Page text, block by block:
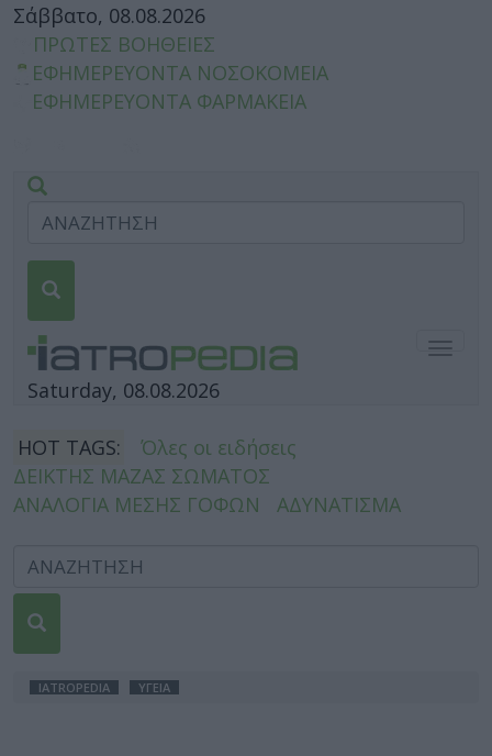
Σάββατο, 08.08.2026
ΠΡΩΤΕΣ ΒΟΗΘΕΙΕΣ
ΕΦΗΜΕΡΕΥΟΝΤΑ ΝΟΣΟΚΟΜΕΙΑ
ΕΦΗΜΕΡΕΥΟΝΤΑ ΦΑΡΜΑΚΕΙΑ
Saturday, 08.08.2026
HOT TAGS:
Όλες οι ειδήσεις
ΔΕΙΚΤΗΣ ΜΑΖΑΣ ΣΩΜΑΤΟΣ
ΑΝΑΛΟΓΙΑ ΜΕΣΗΣ ΓΟΦΩΝ
ΑΔΥΝΑΤΙΣΜΑ
IATROPEDIA ΥΓΕΙΑ